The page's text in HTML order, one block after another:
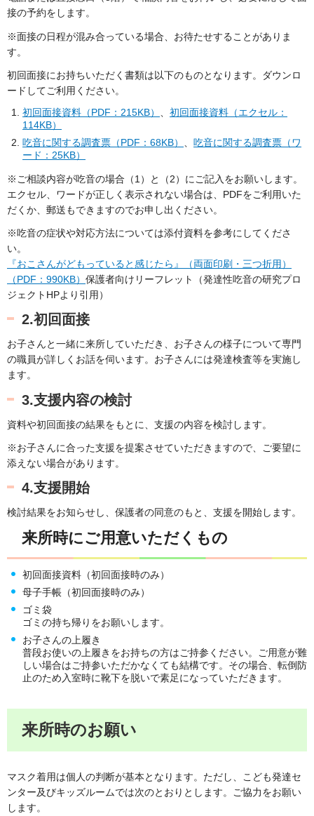
接の予約をします。
※面接の日程が混み合っている場合、お待たせすることがありま
す。
初回面接にお持ちいただく書類は以下のものとなります。ダウンロ
ードしてご利用ください。
初回面接資料（PDF：215KB）
初回面接資料（エクセル：
114KB）
吃音に関する調査票（PDF：68KB）
吃音に関する調査票（ワ
ード：25KB）
※ご相談内容が吃音の場合（1）と（2）にご記入をお願いします。
エクセル、ワードが正しく表示されない場合は、PDFをご利用いた
だくか、郵送もできますのでお申し出ください。
※吃音の症状や対応方法については添付資料を参考にしてくださ
い。
『おこさんがどもっていると感じたら』（両面印刷・三つ折用）
（PDF：990KB） 保護者向けリーフレット（発達性吃音の研究プロ
ジェクトHPより引用）
2.初回面接
お子さんと一緒に来所していただき、お子さんの様子について専門
の職員が詳しくお話を伺います。お子さんには発達検査等を実施し
ます。
3.支援内容の検討
資料や初回面接の結果をもとに、支援の内容を検討します。
※お子さんに合った支援を提案させていただきますので、ご要望に
添えない場合があります。
4.支援開始
検討結果をお知らせし、保護者の同意のもと、支援を開始します。
来所時にご用意いただくもの
初回面接資料（初回面接時のみ）
母子手帳（初回面接時のみ）
ゴミ袋
ゴミの持ち帰りをお願いします。
お子さんの上履き
普段お使いの上履きをお持ちの方はご持参ください。ご用意が難
しい場合はご持参いただかなくても結構です。その場合、転倒防
止のため入室時に靴下を脱いで素足になっていただきます。
来所時のお願い
マスク着用は個人の判断が基本となります。ただし、こども発達セ
ンター及びキッズルームでは次のとおりとします。ご協力をお願い
します。